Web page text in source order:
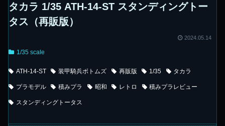
タカラ 1/35 ATH-14-ST スタンディングトー
タス（再販版）
2024.05.14
1/35 scale
ATH-14-ST 装甲騎兵ボトムズ 再販版 1/35 タカラ
プラモデル 積みプラ 昭和 レトロ 積みプラレビュー
スタンディングトータス